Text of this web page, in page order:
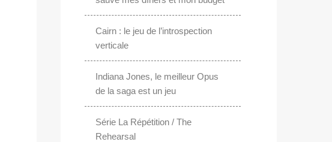
Cairn : le jeu de l’introspection
verticale
Indiana Jones, le meilleur Opus
de la saga est un jeu
Série La Répétition / The
Rehearsal